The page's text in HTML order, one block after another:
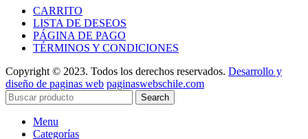
CARRITO
LISTA DE DESEOS
PÁGINA DE PAGO
TÉRMINOS Y CONDICIONES
Copyright © 2023. Todos los derechos reservados. Desarrollo y
diseño de paginas web paginaswebschile.com
Search
Menu
Categorías